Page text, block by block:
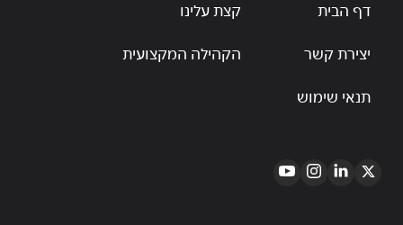
דף הבית קצת עלינו
יצירת קשר הקהילה המקצועית
תנאי שימוש